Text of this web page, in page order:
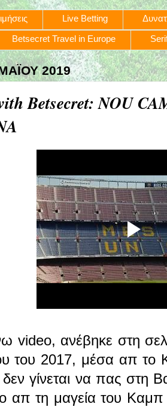
Live Betting
Betsecret Travel in Europe
2019
Betsecret: NOU
video, ανέβηκε στη
του 2017, μέσα απ
γίνεται να πας στη
απ τη μαγεία του